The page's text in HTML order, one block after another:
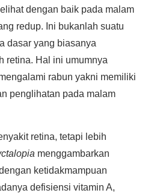
dengan baik pada malam
redup. Ini bukanlah suatu
dasar yang biasanya
retina. Hal ini umumnya
rabun yakni memiliki
penglihatan pada malam
retina, tetapi lebih
menggambarkan
ketidakmampuan
defisiensi vitamin A,